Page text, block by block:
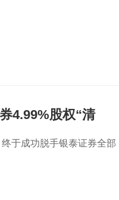
4.99%股权“清
于成功脱手银泰证券全部